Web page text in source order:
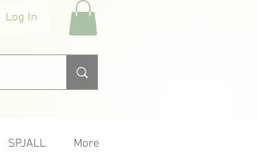
Log In
SPJALL More